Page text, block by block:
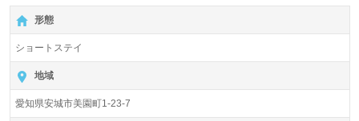
形態
ショートステイ
地域
愛知県安城市美園町1-23-7